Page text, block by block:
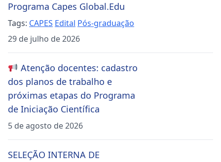
Programa Capes Global.Edu
Tags: CAPES Edital Pós-graduação
29 de julho de 2026
Atenção docentes: cadastro
dos planos de trabalho e
próximas etapas do Programa
de Iniciação Científica
5 de agosto de 2026
SELEÇÃO INTERNA DE